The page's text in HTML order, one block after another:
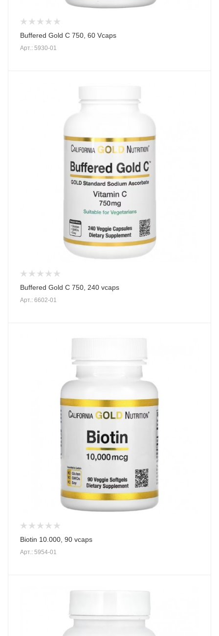
Buffered Gold C 750, 60 Vcaps
Арт.: 5930-01
Buffered Gold C 750, 240 vcaps
Арт.: 6602-01
Biotin 10.000, 90 vcaps
Арт.: 5954-01